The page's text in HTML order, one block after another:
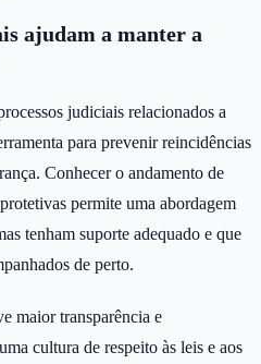
ajudam a manter a
judiciais relacionados a
para prevenir reincidências
Conhecer o andamento de
permite uma abordagem
tenham suporte adequado e que
de perto.
maior transparência e
cultura de respeito às leis e aos